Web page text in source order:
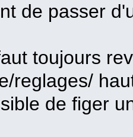
de passer
toujours
reglages/
de figer